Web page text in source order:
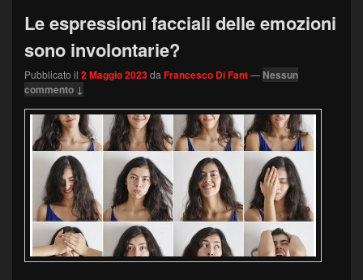
Le espressioni facciali delle emozioni
sono involontarie?
Pubblicato il 2 Maggio 2023da Francesco Di Fant— Nessun
commento ↓